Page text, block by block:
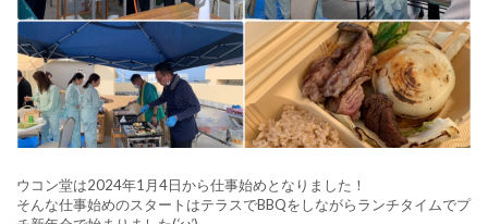
ウコン堂は2024年1月4日から仕事始めとなりました！
そんな仕事始めのスタートはテラスでBBQをしながらランチタイムでプ